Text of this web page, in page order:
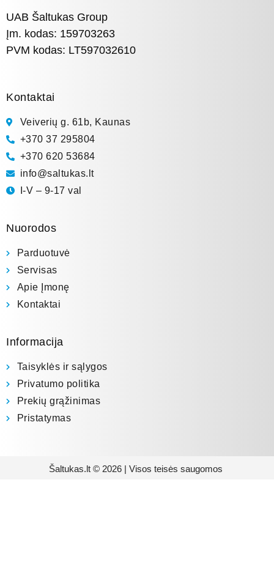
UAB Šaltukas Group
Įm. kodas: 159703263
PVM kodas: LT597032610
Kontaktai
Veiverių g. 61b, Kaunas
+370 37 295804
+370 620 53684
info@saltukas.lt
I-V – 9-17 val
Nuorodos
Parduotuvė
Servisas
Apie Įmonę
Kontaktai
Informacija
Taisyklės ir sąlygos
Privatumo politika
Prekių grąžinimas
Pristatymas
Šaltukas.lt © 2026 | Visos teisės saugomos